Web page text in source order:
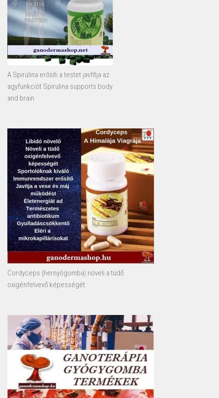
A Spirulina erősíti a testet javfítja az
agyfunkciót Spirulina supports body
and brain
Cordyceps (hernyógomba) növeli a tüdő
oxigénfelvevő képességét